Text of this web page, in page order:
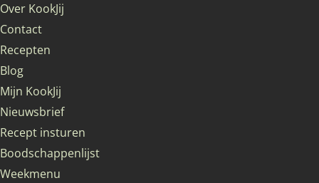
Over KookJij
Contact
Recepten
Blog
Mijn KookJij
Nieuwsbrief
Recept insturen
Boodschappenlijst
Weekmenu